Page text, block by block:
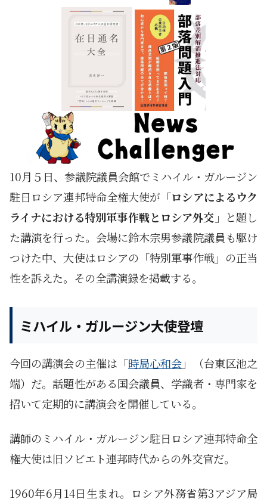
10月５日、参議院議員会館でミハイル・ガルージン
駐日ロシア連邦特命全権大使が 「ロシアによるウク
ライナにおける特別軍事作戦とロシア外交」 と題し
た講演を行った。会場に鈴木宗男参議院議員も駆け
つけた中、大使はロシアの「特別軍事作戦」の正当
性を訴えた。その全講演録を掲載する。
ミハイル・ガルージン大使登壇
今回の講演会の主催は「時局心和会」（台東区池之
端）だ。話題性がある国会議員、学識者・専門家を
招いて定期的に講演会を開催している。
講師のミハイル・ガルージン駐日ロシア連邦特命全
権大使は旧ソビエト連邦時代からの外交官だ。
1960年6月14日生まれ。ロシア外務省第3アジア局